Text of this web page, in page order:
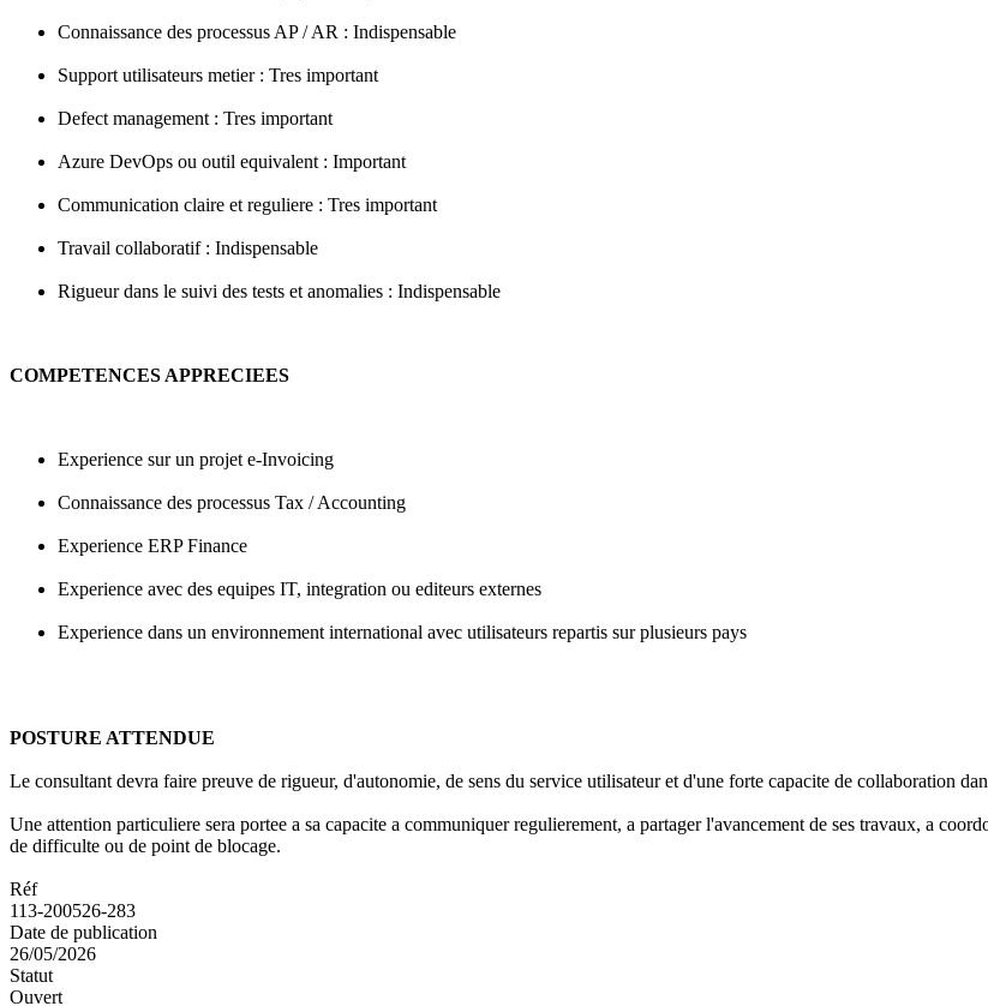
Connaissance des processus AP / AR : Indispensable
Support utilisateurs metier : Tres important
Defect management : Tres important
Azure DevOps ou outil equivalent : Important
Communication claire et reguliere : Tres important
Travail collaboratif : Indispensable
Rigueur dans le suivi des tests et anomalies : Indispensable
COMPETENCES APPRECIEES
Experience sur un projet e-Invoicing
Connaissance des processus Tax / Accounting
Experience ERP Finance
Experience avec des equipes IT, integration ou editeurs externes
Experience dans un environnement international avec utilisateurs repartis sur plusieurs pays
POSTURE ATTENDUE
Le consultant devra faire preuve de rigueur, d'autonomie, de sens du service utilisateur et d'une forte capacite de collaboration
Une attention particuliere sera portee a sa capacite a communiquer regulierement, a partager l'avancement de ses travaux, a
de difficulte ou de point de blocage.
Réf
113-200526-283
Date de publication
26/05/2026
Statut
Ouvert